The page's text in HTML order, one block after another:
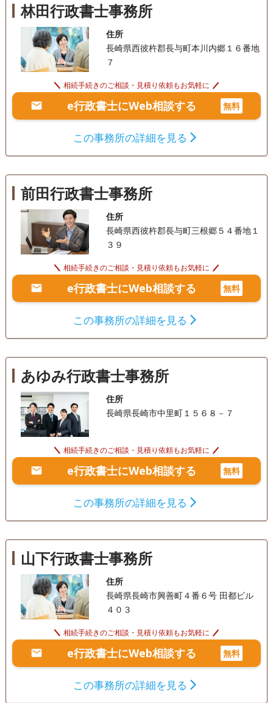
林田行政書士事務所
住所
長崎県西彼杵郡長与町本川内郷１６番地
７
相続手続きのご相談・見積り依頼もお気軽に
e行政書士にWeb相談する 無料
この事務所の詳細を見る
前田行政書士事務所
住所
長崎県西彼杵郡長与町三根郷５４番地１
３９
相続手続きのご相談・見積り依頼もお気軽に
e行政書士にWeb相談する 無料
この事務所の詳細を見る
あゆみ行政書士事務所
住所
長崎県長崎市中里町１５６８－７
相続手続きのご相談・見積り依頼もお気軽に
e行政書士にWeb相談する 無料
この事務所の詳細を見る
山下行政書士事務所
住所
長崎県長崎市興善町４番６号 田都ビル
４０３
相続手続きのご相談・見積り依頼もお気軽に
e行政書士にWeb相談する 無料
この事務所の詳細を見る